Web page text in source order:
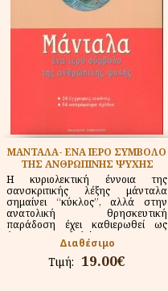
ΜΑΝΤΑΛΑ- ΕΝΑ ΙΕΡΟ ΣΥΜΒΟΛΟ
ΤΗΣ ΑΝΘΡΩΠΙΝΗΣ ΨΥΧΗΣ
Η κυριολεκτική έννοια της
σανσκριτικής λέξης μάνταλα
σημαίνει “κύκλος”, αλλά στην
ανατολική θρησκευτική
παράδοση έχει καθιερωθεί ως
όρος που υποδηλώνει...
Διαθέσιμο
Τιμή: 19.00€